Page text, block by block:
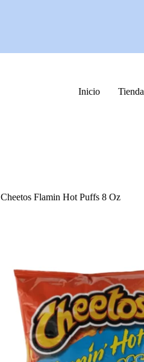
Inicio Tienda
Cheetos Flamin Hot Puffs 8 Oz